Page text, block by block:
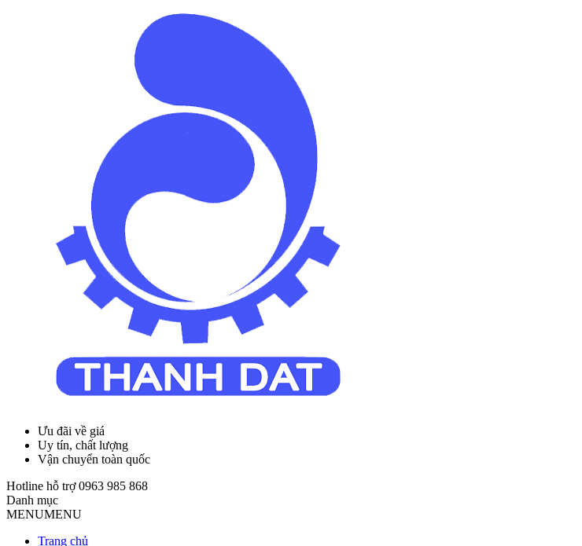
Ưu đãi về giá
Uy tín, chất lượng
Vận chuyển toàn quốc
Hotline hỗ trợ 0963 985 868
Danh mục
MENUMENU
Trang chủ